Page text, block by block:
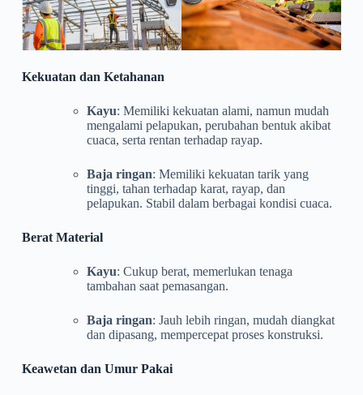
Kekuatan dan Ketahanan
Kayu: Memiliki kekuatan alami, namun mudah
mengalami pelapukan, perubahan bentuk akibat
cuaca, serta rentan terhadap rayap.
Baja ringan: Memiliki kekuatan tarik yang
tinggi, tahan terhadap karat, rayap, dan
pelapukan. Stabil dalam berbagai kondisi cuaca.
Berat Material
Kayu: Cukup berat, memerlukan tenaga
tambahan saat pemasangan.
Baja ringan: Jauh lebih ringan, mudah diangkat
dan dipasang, mempercepat proses konstruksi.
Keawetan dan Umur Pakai